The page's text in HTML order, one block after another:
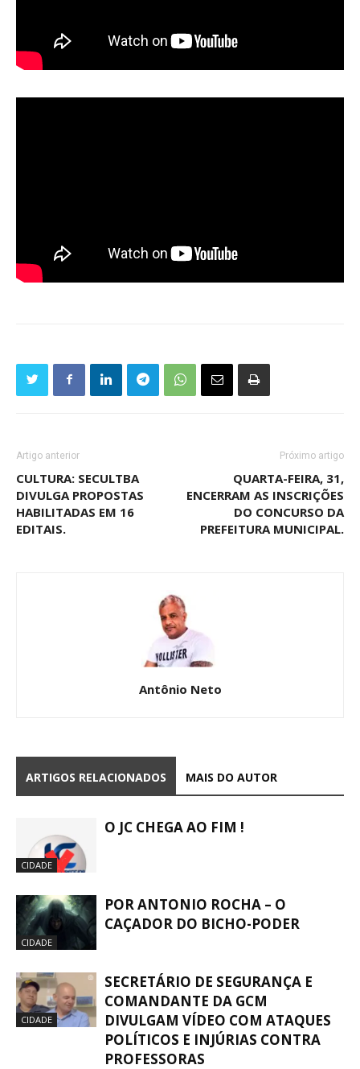
Artigo anterior
CULTURA: SECULTBA
DIVULGA PROPOSTAS
HABILITADAS EM 16
EDITAIS.
Próximo artigo
QUARTA-FEIRA, 31,
ENCERRAM AS INSCRIÇÕES
DO CONCURSO DA
PREFEITURA MUNICIPAL.
Antônio Neto
ARTIGOS RELACIONADOS MAIS DO AUTOR
CIDADE
O JC CHEGA AO FIM !
CIDADE
POR ANTONIO ROCHA – O
CAÇADOR DO BICHO-PODER
CIDADE
SECRETÁRIO DE SEGURANÇA E
COMANDANTE DA GCM
DIVULGAM VÍDEO COM ATAQUES
POLÍTICOS E INJÚRIAS CONTRA
PROFESSORAS